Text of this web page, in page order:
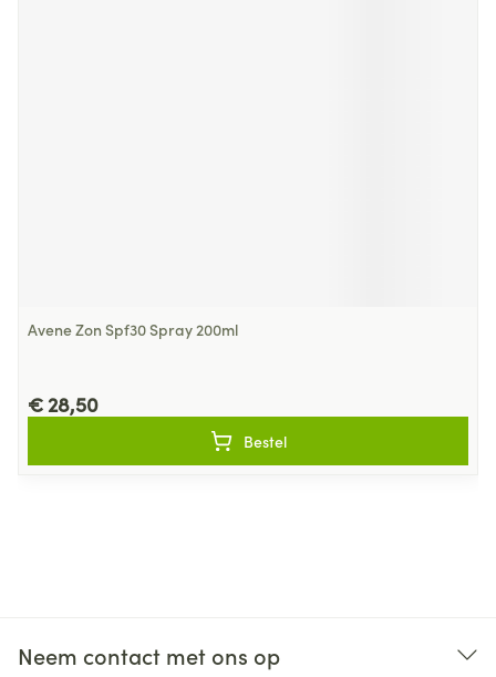
Avene Zon Spf30 Spray 200ml
€ 28,50
Bestel
Neem contact met ons op